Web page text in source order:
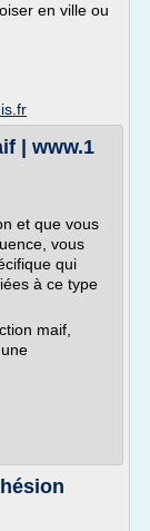
en ville ou
| www.1
et que vous
vous
qui
à ce type
maif,